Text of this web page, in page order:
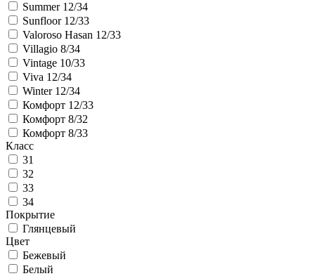
Summer 12/34
Sunfloor 12/33
Valoroso Hasan 12/33
Villagio 8/34
Vintage 10/33
Viva 12/34
Winter 12/34
Комфорт 12/33
Комфорт 8/32
Комфорт 8/33
Класс
31
32
33
34
Покрытие
Глянцевый
Цвет
Бежевый
Белый